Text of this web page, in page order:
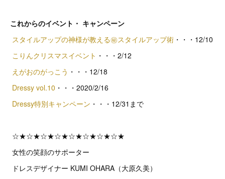
これからのイベント・ キャンペーン
スタイルアップの神様が教える㊙スタイルアップ術 ・・・12/10
こりんクリスマスイベント ・・・2/12
えがおのがっこう ・・・12/18
Dressy vol.10 ・・・2020/2/16
Dressy特別キャンペーン ・・・12/31まで
☆★☆★☆★☆★☆★☆★☆★☆★
女性の笑顔のサポーター
ドレスデザイナー KUMI OHARA（大原久美）